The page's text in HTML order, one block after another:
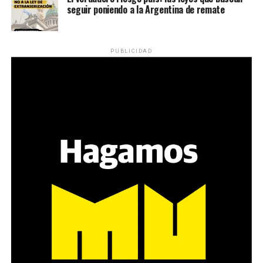
Desde una mesa que intenta protegerse del agua se
reparten lienzos con los ojos serigrafiados de Agostina.
es a través del interrogante, que puedan encarnar la
pregunta», comparte Gonzalo, de 41 años.
seguir poniendo a la Argentina de remate
PUBLICIDAD